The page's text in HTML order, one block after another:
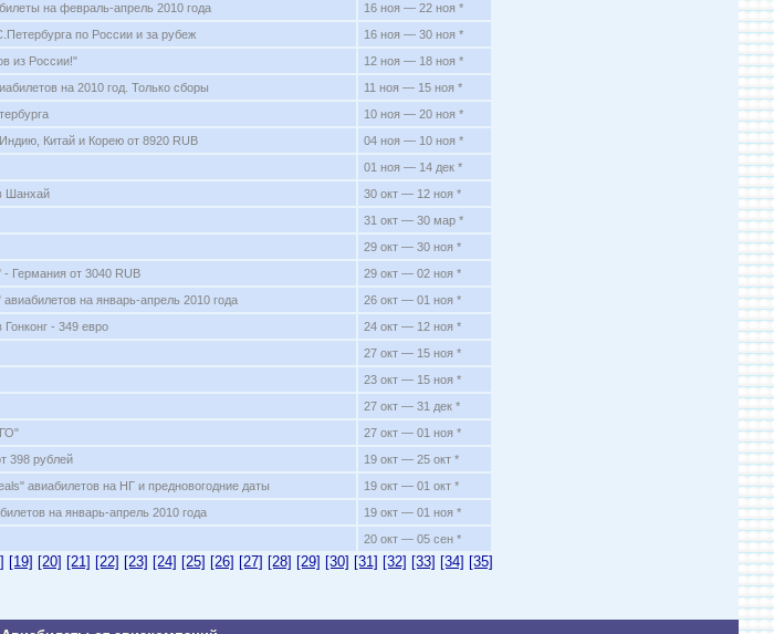
на февраль-апрель 2010 года
16 ноя — 22 ноя *
по России и за рубеж
16 ноя — 30 ноя *
из России!"
12 ноя — 18 ноя *
на 2010 год. Только сборы
11 ноя — 15 ноя *
10 ноя — 20 ноя *
Китай и Корею от 8920 RUB
04 ноя — 10 ноя *
01 ноя — 14 дек *
Шанхай
30 окт — 12 ноя *
31 окт — 30 мар *
29 окт — 30 ноя *
Германия от 3040 RUB
29 окт — 02 ноя *
на январь-апрель 2010 года
26 окт — 01 ноя *
- 349 евро
24 окт — 12 ноя *
27 окт — 15 ноя *
23 окт — 15 ноя *
27 окт — 31 дек *
27 окт — 01 ноя *
398 рублей
19 окт — 25 окт *
авиабилетов на НГ и предновогодние даты
19 окт — 01 окт *
на январь-апрель 2010 года
19 окт — 01 ноя *
20 окт — 05 сен *
[19] [20] [21] [22] [23] [24] [25] [26] [27] [28] [29] [30] [31] [32] [33] [34] [35]